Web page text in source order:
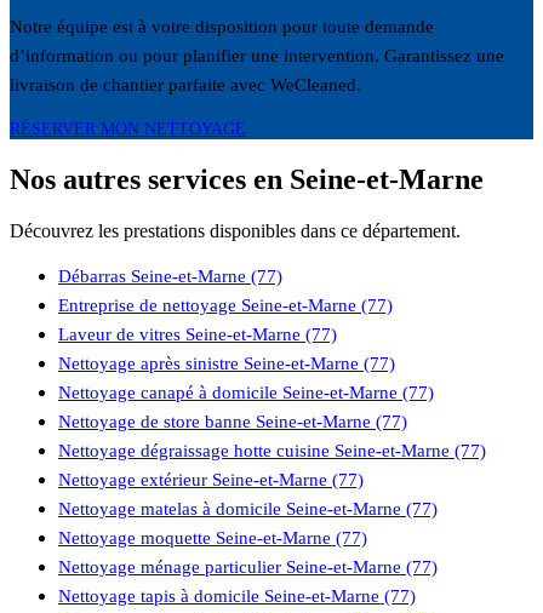
Notre équipe est à votre disposition pour toute demande
d’information ou pour planifier une intervention. Garantissez une
livraison de chantier parfaite avec WeCleaned.
RÉSERVER MON NETTOYAGE
Nos autres services en Seine-et-Marne
Découvrez les prestations disponibles dans ce département.
Débarras Seine-et-Marne (77)
Entreprise de nettoyage Seine-et-Marne (77)
Laveur de vitres Seine-et-Marne (77)
Nettoyage après sinistre Seine-et-Marne (77)
Nettoyage canapé à domicile Seine-et-Marne (77)
Nettoyage de store banne Seine-et-Marne (77)
Nettoyage dégraissage hotte cuisine Seine-et-Marne (77)
Nettoyage extérieur Seine-et-Marne (77)
Nettoyage matelas à domicile Seine-et-Marne (77)
Nettoyage moquette Seine-et-Marne (77)
Nettoyage ménage particulier Seine-et-Marne (77)
Nettoyage tapis à domicile Seine-et-Marne (77)